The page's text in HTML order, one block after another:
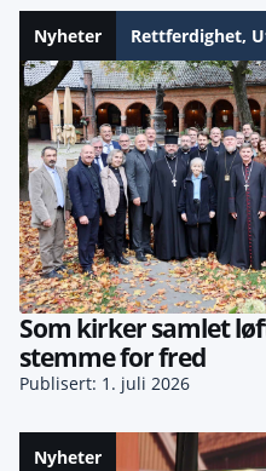
Nyheter Rettferdighet,
Som kirker samlet
stemme for fred
Publisert: 1. juli 2026
Nyheter